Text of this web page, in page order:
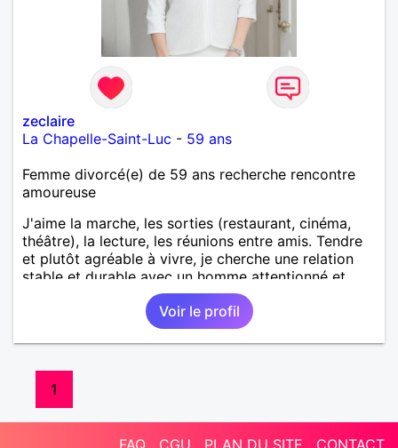
zeclaire
La Chapelle-Saint-Luc - 59 ans
Femme divorcé(e) de 59 ans recherche rencontre
amoureuse
J'aime la marche, les sorties (restaurant, cinéma,
théâtre), la lecture, les réunions entre amis. Tendre
et plutôt agréable à vivre, je cherche une relation
stable et durable avec un homme attentionné et
sérieux. En existe-t-il encore? Je veux y croire !
Voir le profil
1
FAQ CGU PLAN DU SITE CONTACT